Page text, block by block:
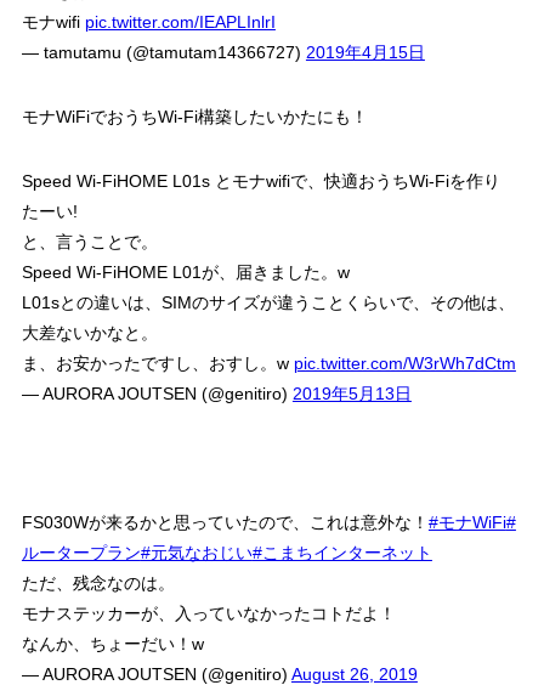
モナwifi pic.twitter.com/IEAPLInlrI
— tamutamu (@tamutam14366727) 2019年4月15日
モナWiFiでおうちWi-Fi構築したいかたにも！
Speed Wi-FiHOME L01s とモナwifiで、快適おうちWi-Fiを作り
たーい!
と、言うことで。
Speed Wi-FiHOME L01が、届きました。w
L01sとの違いは、SIMのサイズが違うことくらいで、その他は、
大差ないかなと。
ま、お安かったですし、おすし。w pic.twitter.com/W3rWh7dCtm
— AURORA JOUTSEN (@genitiro) 2019年5月13日
FS030Wが来るかと思っていたので、これは意外な！ #モナWiFi#
ルータープラン#元気なおじい#こまちインターネット
ただ、残念なのは。
モナステッカーが、入っていなかったコトだよ！
なんか、ちょーだい！w
— AURORA JOUTSEN (@genitiro) August 26, 2019